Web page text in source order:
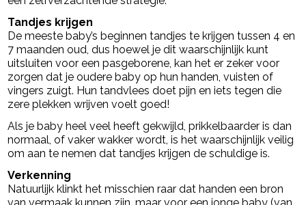
Tandjes krijgen
De meeste baby’s beginnen tandjes te krijgen tussen 4 en
7 maanden oud, dus hoewel je dit waarschijnlijk kunt
uitsluiten voor een pasgeborene, kan het er zeker voor
zorgen dat je oudere baby op hun handen, vuisten of
vingers zuigt. Hun tandvlees doet pijn en iets tegen die
zere plekken wrijven voelt goed!
Als je baby heel veel heeft gekwijld, prikkelbaarder is dan
normaal, of vaker wakker wordt, is het waarschijnlijk veilig
om aan te nemen dat tandjes krijgen de schuldige is.
Verkenning
Natuurlijk klinkt het misschien raar dat handen een bron